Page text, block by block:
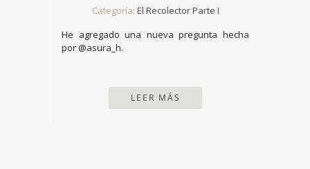
Categoría: El Recolector Parte I
He agregado una nueva pregunta hecha
por @asura_h.
LEER MÁS